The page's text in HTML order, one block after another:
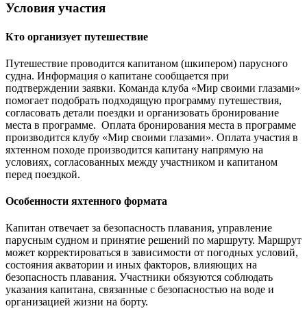
Условия участия
Кто организует путешествие
Путешествие проводится капитаном (шкипером) парусного
судна. Информация о капитане сообщается при
подтверждении заявки. Команда клуба «Мир своими глазами»
помогает подобрать подходящую программу путешествия,
согласовать детали поездки и организовать бронирование
места в программе. Оплата бронирования места в программе
производится клубу «Мир своими глазами». Оплата участия в
яхтенном походе производится капитану напрямую на
условиях, согласованных между участником и капитаном
перед поездкой.
Особенности яхтенного формата
Капитан отвечает за безопасность плавания, управление
парусным судном и принятие решений по маршруту. Маршрут
может корректироваться в зависимости от погодных условий,
состояния акватории и иных факторов, влияющих на
безопасность плавания. Участники обязуются соблюдать
указания капитана, связанные с безопасностью на воде и
организацией жизни на борту.